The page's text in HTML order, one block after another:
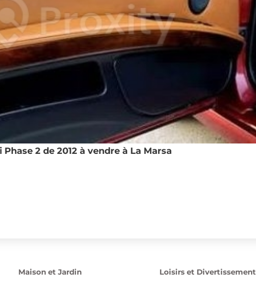
Phase 2 de 2012 à vendre à La Marsa
Maison et Jardin
Loisirs et Divertissement